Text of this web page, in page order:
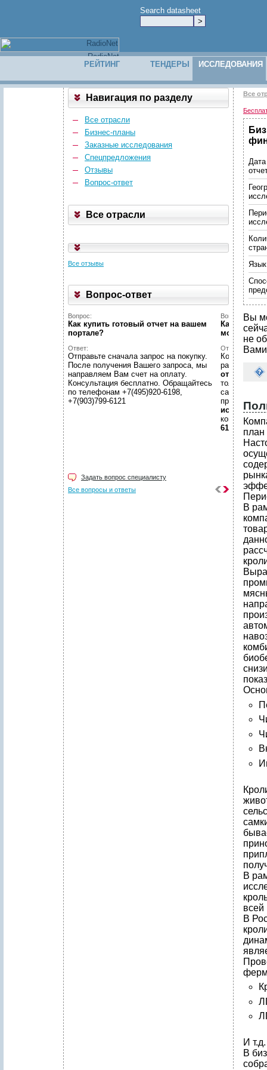
Search datasheet
РЕЙТИНГ ТЕНДЕРЫ ИССЛЕДОВАНИЯ
Навигация по разделу
Все отрасли
Бизнес-планы
Заказные исследования
Спецпредложения
Отзывы
Вопрос-ответ
Все отрасли
Все отзывы
Вопрос-ответ
Вопрос:
Как купить готовый отчет на вашем
портале?
Ответ:
Отправьте сначала запрос на покупку.
После получения Вашего запроса, мы
направляем Вам счет на оплату.
Консультация бесплатно. Обращайтесь
по телефонам +7(495)920-6198,
+7(903)799-6121
Вопрос:
Как найти
можете
Ответ:
Конечно
размещено
отчетов
,
только
самой
предложить
6198,
Задать вопрос специалисту
Все вопросы и ответы
Все
Вы
не
план
В
В
всей
В
И т.д.
В